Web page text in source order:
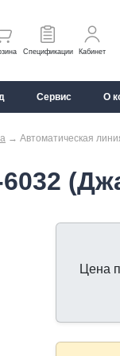
Спецификации Кабинет
Сервис О
→ Автоматическая
Цена